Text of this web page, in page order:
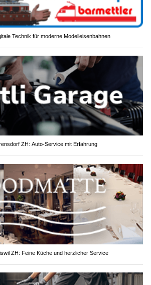
Technik für moderne Modelleisenbahnen
ZH: Auto-Service mit Erfahrung
ZH: Feine Küche und herzlicher Service